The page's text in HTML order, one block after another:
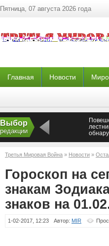
Пятница, 07 августа 2026 года
Главная Новости
Выбор
редакции
Третья Мировая Война » Новости »
для всех знаков на 01.02.2017
Гороскоп на
знакам
знаков на
1-02-2017, 12:23 Автор: MIR